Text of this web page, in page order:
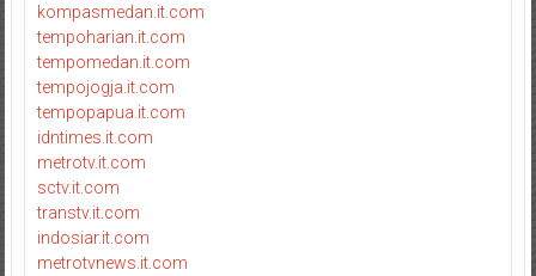
kompasmedan.it.com
tempoharian.it.com
tempomedan.it.com
tempojogja.it.com
tempopapua.it.com
idntimes.it.com
metrotv.it.com
sctv.it.com
transtv.it.com
indosiar.it.com
metrotvnews.it.com